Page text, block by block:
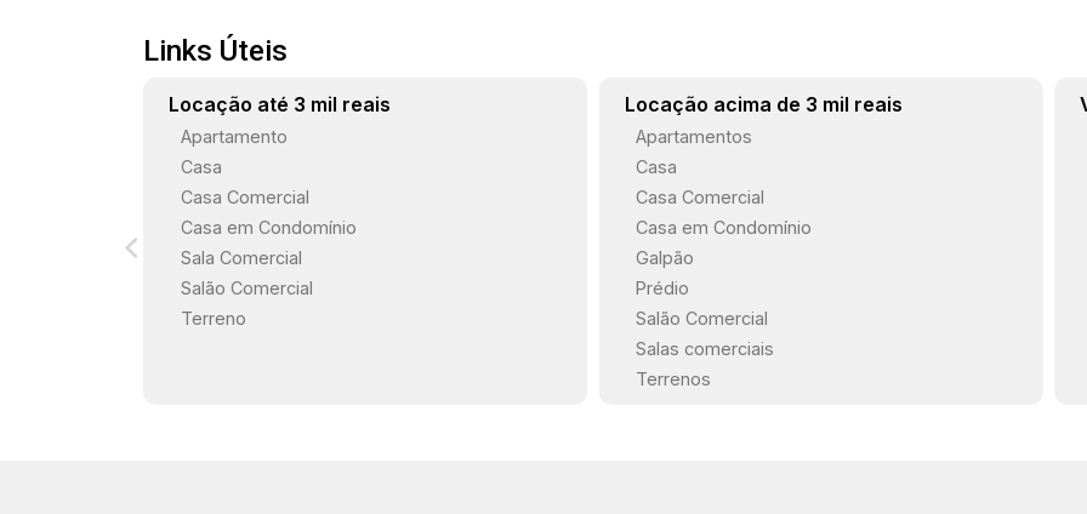
garantindo acesso fácil e seguro a
todos. Estamos à disposição para te
atender. Gostaria de saber mais
informações ou agendar uma visita?
Links Úteis
Locação até 3 mil reais
Apartamento
Casa
Casa Comercial
Casa em Condomínio
Sala Comercial
Salão Comercial
Terreno
Locação acima de 3 mil reais
Apartamentos
Casa
Casa Comercial
Casa em Condomínio
Galpão
Prédio
Salão Comercial
Salas comerciais
Terrenos